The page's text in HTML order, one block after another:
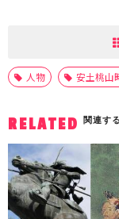
人物 安土桃山
RELATED 関連す